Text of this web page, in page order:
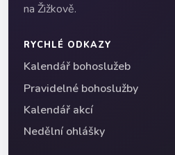
na Žižkově.
RYCHLÉ ODKAZY
Kalendář bohoslužeb
Pravidelné bohoslužby
Kalendář akcí
Nedělní ohlášky